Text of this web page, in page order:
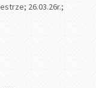
26.03.26r.;